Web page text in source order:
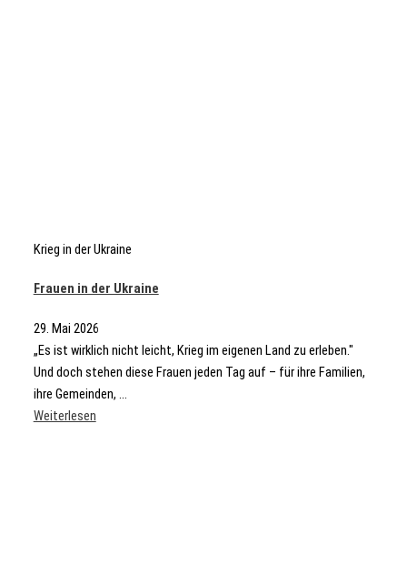
Krieg in der Ukraine
Frauen in der Ukraine
29. Mai 2026
„Es ist wirklich nicht leicht, Krieg im eigenen Land zu erleben."
Und doch stehen diese Frauen jeden Tag auf – für ihre Familien,
ihre Gemeinden, ...
Weiterlesen